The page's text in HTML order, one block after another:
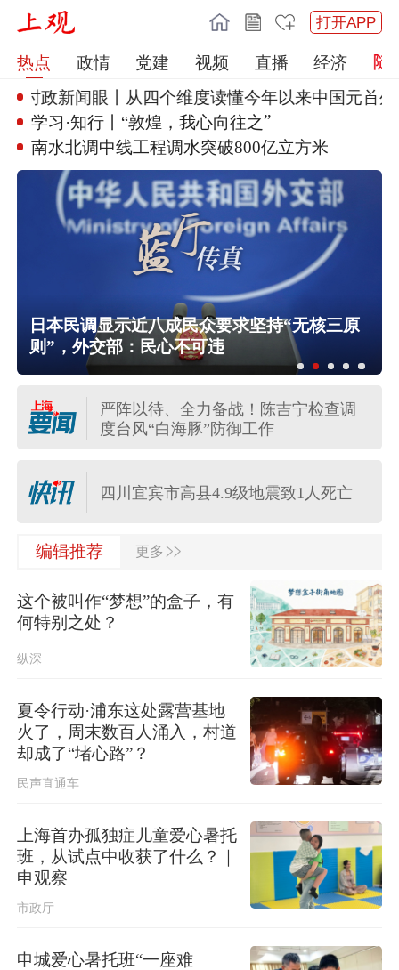
打开APP
热点 政情 党建 视频 直播
经济
时政新闻眼丨从四个维度读懂今年以来中国元首外交
学习·知行丨“敦煌，我心向往之”
南水北调中线工程调水突破800亿立方米
日本民调显示近八成民众要求坚持“无核三原
则”，外交部：民心不可违
严阵以待、全力备战！陈吉宁检查调
度台风“白海豚”防御工作
台湾发布台风“白海豚”海上警报
北京进一步优化调整房地产政策
四川宜宾市高县4.9级地震致1人死亡
日本民调显示近八成民众要求坚持“无
中国游客在泰国遭遇摩托车坠崖事
故，一死一伤
试存在规模性组织作弊犯罪行为
台湾发布台风“白海豚”海上警报
编辑推荐 更多 >>
这个被叫作“梦想”的盒子，有
何特别之处？
纵深
夏令行动·浦东这处露营基地
火了，周末数百人涌入，村道
却成了“堵心路”？
民声直通车
上海首办孤独症儿童爱心暑托
班，从试点中收获了什么？｜
申观察
市政厅
申城爱心暑托班“一座难